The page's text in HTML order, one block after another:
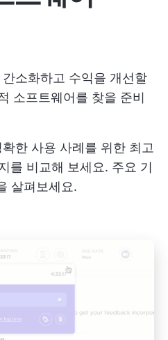
소화하고 수익을 개선할
소프트웨어를 찾을 준비
한 사용 사례를 위한 최고
를 비교해 보세요. 주요 기
살펴보세요.